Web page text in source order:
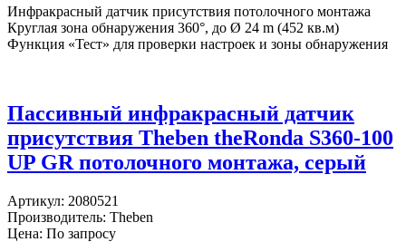
Инфракрасный датчик присутствия потолочного монтажа
Круглая зона обнаружения 360°, до Ø 24 m (452 кв.м)
Функция «Тест» для проверки настроек и зоны обнаружения
Пассивный инфракрасный датчик
присутствия Theben theRonda S360-100
UP GR потолочного монтажа, серый
Артикул: 2080521
Производитель: Theben
Цена: По запросу